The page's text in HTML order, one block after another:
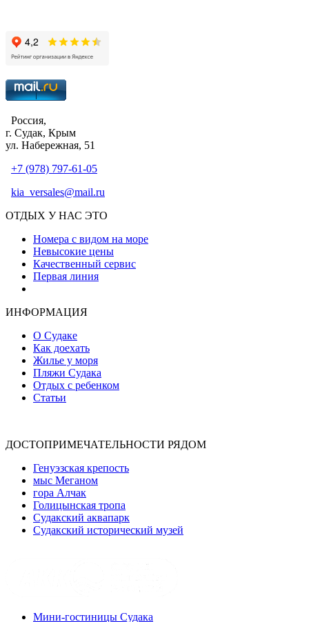
Россия,
г. Судак, Крым
ул. Набережная, 51
+7 (978) 797-61-05
kia_versales@mail.ru
ОТДЫХ У НАС ЭТО
Номера с видом на море
Невысокие цены
Качественный сервис
Первая линия
ИНФОРМАЦИЯ
О Судаке
Как доехать
Жилье у моря
Пляжи Судака
Отдых с ребенком
Статьи
ДОСТОПРИМЕЧАТЕЛЬНОСТИ РЯДОМ
Генуэзская крепость
мыс Меганом
гора Алчак
Голицынская тропа
Судакский аквапарк
Судакский исторический музей
Мини-гостиницы Судака